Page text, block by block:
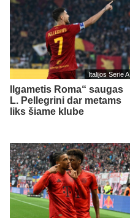
Italijos Serie A
Ilgametis Roma“ saugas
L. Pellegrini dar metams
liks šiame klube